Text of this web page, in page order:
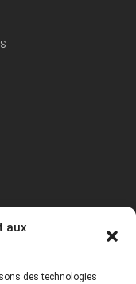
aux
des technologies
Île - 56400